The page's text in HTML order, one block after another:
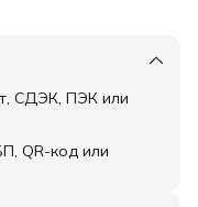
СДЭК, ПЭК или
QR-код или